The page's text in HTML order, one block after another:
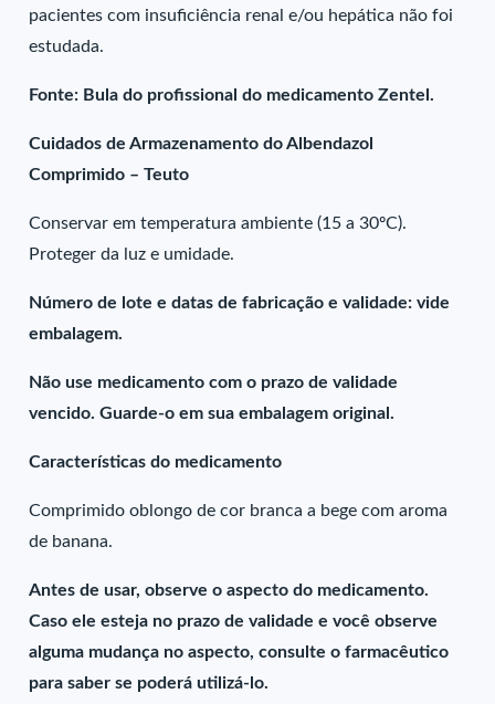
pacientes com insuficiência renal e/ou hepática não foi
estudada.
Fonte: Bula do profissional do medicamento Zentel.
Cuidados de Armazenamento do Albendazol
Comprimido – Teuto
Conservar em temperatura ambiente (15 a 30ºC).
Proteger da luz e umidade.
Número de lote e datas de fabricação e validade: vide
embalagem.
Não use medicamento com o prazo de validade
vencido. Guarde-o em sua embalagem original.
Características do medicamento
Comprimido oblongo de cor branca a bege com aroma
de banana.
Antes de usar, observe o aspecto do medicamento.
Caso ele esteja no prazo de validade e você observe
alguma mudança no aspecto, consulte o farmacêutico
para saber se poderá utilizá-lo.